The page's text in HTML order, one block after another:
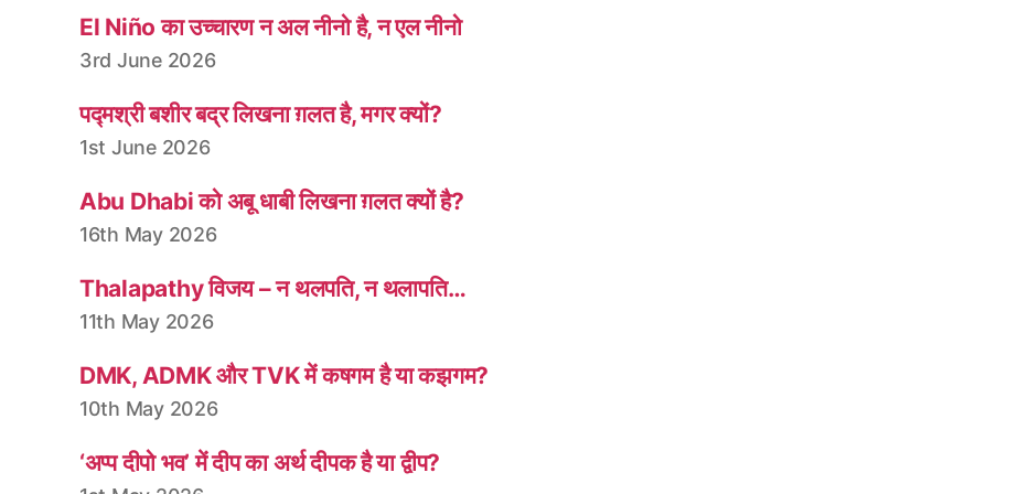
El Niño का उच्चारण न अल नीनो है, न एल नीनो
3rd June 2026
पद्मश्री बशीर बद्र लिखना ग़लत है, मगर क्यों?
1st June 2026
Abu Dhabi को अबू धाबी लिखना ग़लत क्यों है?
16th May 2026
Thalapathy विजय – न थलपति, न थलापति…
11th May 2026
DMK, ADMK और TVK में कषगम है या कझगम?
10th May 2026
‘अप्प दीपो भव’ में दीप का अर्थ दीपक है या द्वीप?